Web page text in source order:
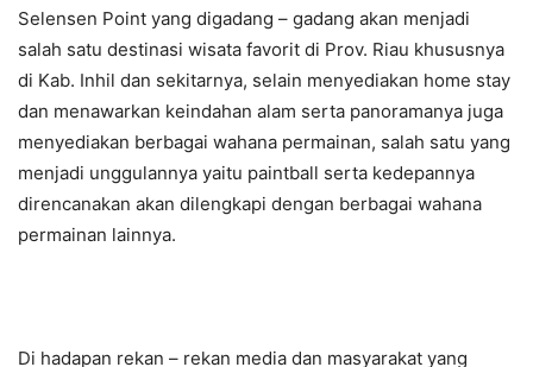
Selensen Point yang digadang – gadang akan menjadi
salah satu destinasi wisata favorit di Prov. Riau khususnya
di Kab. Inhil dan sekitarnya, selain menyediakan home stay
dan menawarkan keindahan alam serta panoramanya juga
menyediakan berbagai wahana permainan, salah satu yang
menjadi unggulannya yaitu paintball serta kedepannya
direncanakan akan dilengkapi dengan berbagai wahana
permainan lainnya.
Di hadapan rekan – rekan media dan masyarakat yang